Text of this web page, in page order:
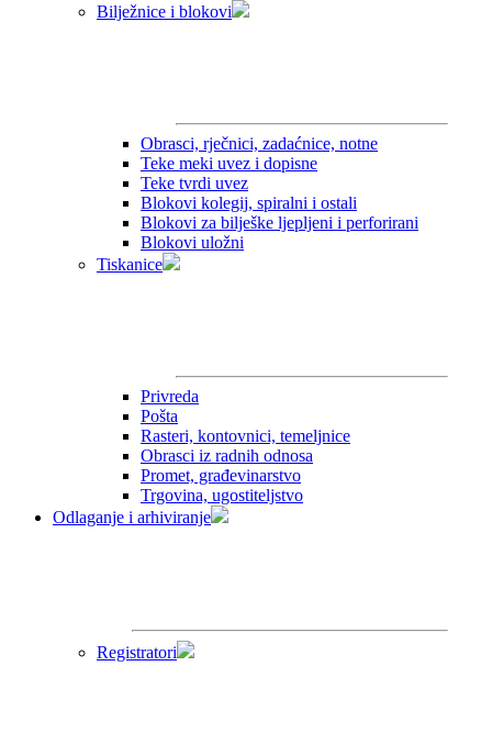
Bilježnice i blokovi
Obrasci, rječnici, zadaćnice, notne
Teke meki uvez i dopisne
Teke tvrdi uvez
Blokovi kolegij, spiralni i ostali
Blokovi za bilješke ljepljeni i perforirani
Blokovi uložni
Tiskanice
Privreda
Pošta
Rasteri, kontovnici, temeljnice
Obrasci iz radnih odnosa
Promet, građevinarstvo
Trgovina, ugostiteljstvo
Odlaganje i arhiviranje
Registratori